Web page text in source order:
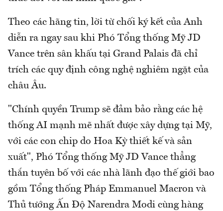
Theo các hãng tin, lời từ chối ký kết của Anh
diễn ra ngay sau khi Phó Tổng thống Mỹ JD
Vance trên sân khấu tại Grand Palais đã chỉ
trích các quy định công nghệ nghiêm ngặt của
châu Âu.
"Chính quyền Trump sẽ đảm bảo rằng các hệ
thống AI mạnh mẽ nhất được xây dựng tại Mỹ,
với các con chip do Hoa Kỳ thiết kế và sản
xuất", Phó Tổng thống Mỹ JD Vance thẳng
thắn tuyên bố với các nhà lãnh đạo thế giới bao
gồm Tổng thống Pháp Emmanuel Macron và
Thủ tướng Ấn Độ Narendra Modi cùng hàng